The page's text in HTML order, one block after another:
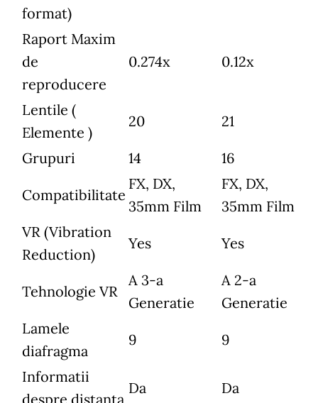
format)
Raport Maxim
de
reproducere
0.274x 0.12x
Lentile (
Elemente )
20 21
Grupuri 14 16
Compatibilitate
FX, DX,
35mm Film
FX, DX,
35mm Film
VR (Vibration
Reduction)
Yes Yes
Tehnologie VR
A 3-a
Generatie
A 2-a
Generatie
Lamele
diafragma
9 9
Informatii
despre distanta
Da Da